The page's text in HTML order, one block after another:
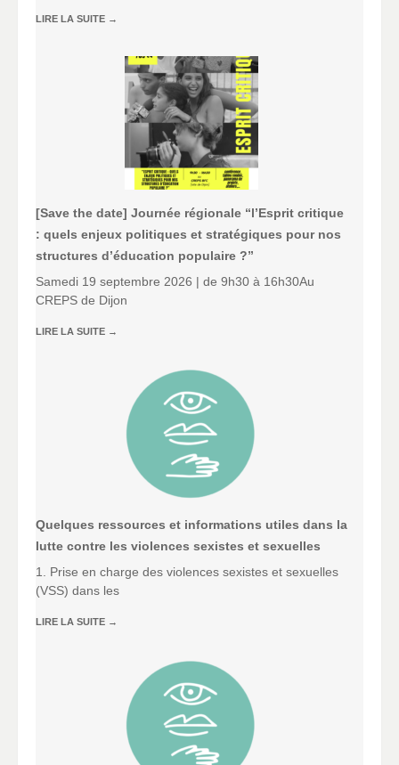
LIRE LA SUITE →
[Save the date] Journée régionale “l’Esprit critique
: quels enjeux politiques et stratégiques pour nos
structures d’éducation populaire ?”
Samedi 19 septembre 2026 | de 9h30 à 16h30Au
CREPS de Dijon
LIRE LA SUITE →
Quelques ressources et informations utiles dans la
lutte contre les violences sexistes et sexuelles
1. Prise en charge des violences sexistes et sexuelles
(VSS) dans les
LIRE LA SUITE →